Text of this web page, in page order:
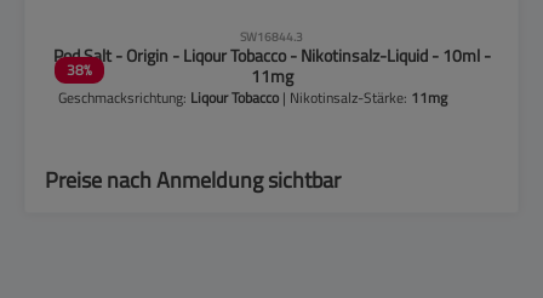
38%
SW16844.3
Pod Salt - Origin - Liqour Tobacco - Nikotinsalz-Liquid - 10ml -
11mg
Geschmacksrichtung: Liqour Tobacco | Nikotinsalz-Stärke: 11mg
Preise nach Anmeldung sichtbar